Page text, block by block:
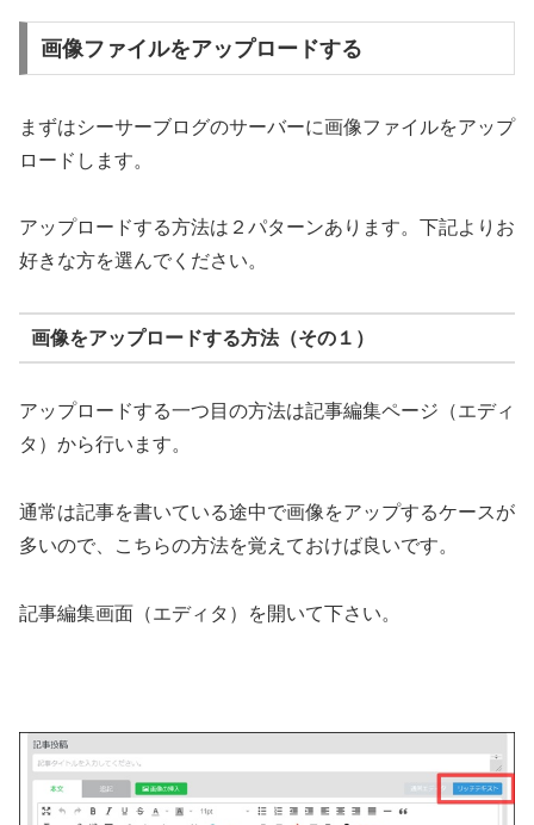
画像ファイルをアップロードする
まずはシーサーブログのサーバーに画像ファイルをアップ
ロードします。
アップロードする方法は２パターンあります。下記よりお
好きな方を選んでください。
画像をアップロードする方法（その１）
アップロードする一つ目の方法は記事編集ページ（エディ
タ）から行います。
通常は記事を書いている途中で画像をアップするケースが
多いので、こちらの方法を覚えておけば良いです。
記事編集画面（エディタ）を開いて下さい。